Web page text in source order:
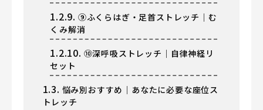
1.2.9. ⑨ふくらはぎ・足首ストレッチ｜む
くみ解消
1.2.10. ⑩深呼吸ストレッチ｜自律神経リ
セット
1.3. 悩み別おすすめ｜あなたに必要な座位ス
トレッチ